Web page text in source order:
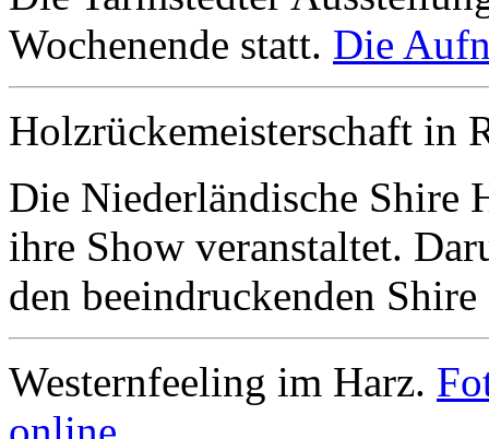
Wochenende statt. Die
Holzrückemeisterschaft in
Die Niederländische Shire
ihre Show veranstaltet.
den beeindruckenden
Westernfeeling im Harz.